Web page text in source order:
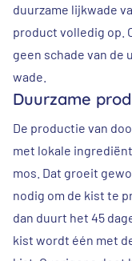
duurzame lijkwade
product volledig op.
geen schade van de
wade.
Duurzame
De productie van
met lokale
mos. Dat groeit
nodig om de kist te
dan duurt het 45
kist wordt één met